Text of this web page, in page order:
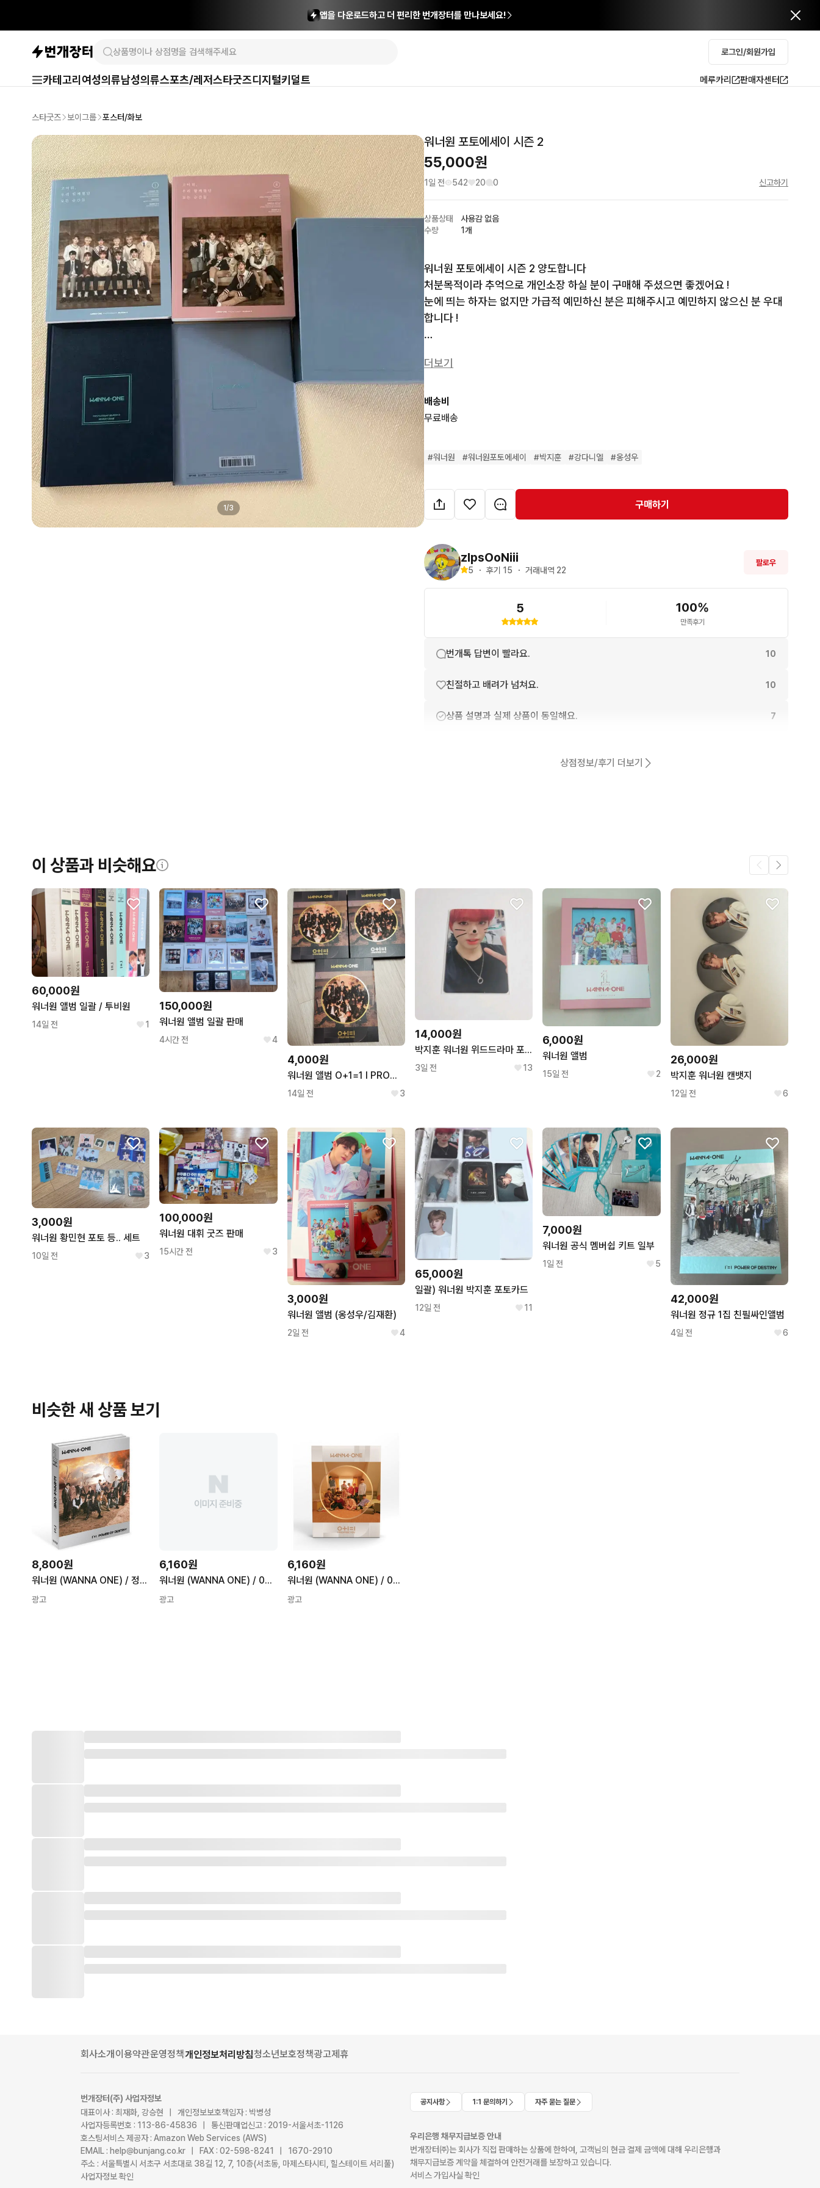
앱을 다운로드하고 더 편리한 번개장터를 만나보세요!
로그인/회원가입
카테고리 여성의류남성의류스포츠/레저스타굿즈디지털키덜트 메루카리 판매자센터
스타굿즈 보이그룹 포스터/화보
1/3
워너원 포토에세이 시즌 2
55,000원
1일 전 542 20 0 신고하기
상품상태
사용감 없음
수량
1개
워너원 포토에세이 시즌 2 양도합니다
처분목적이라 추억으로 개인소장 하실 분이 구매해 주셨으면 좋겠어요 !
눈에 띄는 하자는 없지만 가급적 예민하신 분은 피해주시고 예민하지 않으신 분 우대
합니다 !
구매 후 환불불가 ❌
더보기
배송비
무료배송
#워너원 #워너원포토에세이 #박지훈 #강다니엘 #옹성우
구매하기
zIpsOoNiii
5 ・ 후기 15 ・ 거래내역 22
팔로우
5 100%
만족후기
번개톡 답변이 빨라요. 10
친절하고 배려가 넘쳐요. 10
상품 설명과 실제 상품이 동일해요. 7
꼭 필요한 문의만 해요. 3
번개페이를 잘 받아줘요.
상점정보/후기 더보기
이 상품과 비슷해요
60,000원
워너원 앨범 일괄 / 투비원
14일 전 1
150,000원
워너원 앨범 일괄 판매
4시간 전 4
4,000원
워너원 앨범 O+1=1 I PROMISE YOU(Night)
14일 전 3
14,000원
박지훈 워너원 위드드라마 포토카드
3일 전 13
6,000원
워너원 앨범
15일 전 2
26,000원
박지훈 워너원 캔뱃지
12일 전 6
3,000원
워너원 황민현 포토 등.. 세트
10일 전 3
100,000원
워너원 대휘 굿즈 판매
15시간 전 3
3,000원
워너원 앨범 (옹성우/김재환)
2일 전 4
65,000원
일괄) 워너원 박지훈 포토카드
12일 전 11
7,000원
워너원 공식 멤버쉽 키트 일부
1일 전 5
42,000원
워너원 정규 1집 친필싸인앨범
4일 전 6
비슷한 새 상품 보기
8,800원
워너원 (WANNA ONE) / 정규 1집 1¹¹=1 (POWER OF DESTINY) (Adventure 버전/미개봉)
광고
6,160원
워너원 (WANNA ONE) / 0+1=1 (I PROMISE YOU) (Night 버전/미개봉)
광고
6,160원
워너원 (WANNA ONE) / 0+1=1 (I PROMISE YOU) (Day 버전/미개봉)
광고
회사소개이용약관운영정책개인정보처리방침청소년보호정책광고제휴
번개장터(주) 사업자정보
대표이사 : 최재화, 강승현 | 개인정보보호책임자 : 박병성
사업자등록번호 : 113-86-45836 | 통신판매업신고 : 2019-서울서초-1126
호스팅서비스 제공자 : Amazon Web Services (AWS)
EMAIL : help@bunjang.co.kr | FAX : 02-598-8241 | 1670-2910
주소 : 서울특별시 서초구 서초대로 38길 12, 7, 10층(서초동, 마제스타시티, 힐스테이트 서리풀)
사업자정보 확인
공지사항 1:1 문의하기 자주 묻는 질문
우리은행 채무지급보증 안내
번개장터㈜는 회사가 직접 판매하는 상품에 한하여, 고객님의 현금 결제 금액에 대해 우리은행과
채무지급보증 계약을 체결하여 안전거래를 보장하고 있습니다.
서비스 가입사실 확인